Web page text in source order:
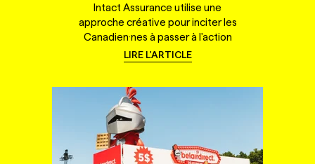
Intact Assurance utilise une
approche créative pour inciter les
Canadien·nes à passer à l'action
LIRE L'ARTICLE